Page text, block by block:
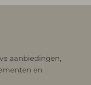
aanbiedingen,
en